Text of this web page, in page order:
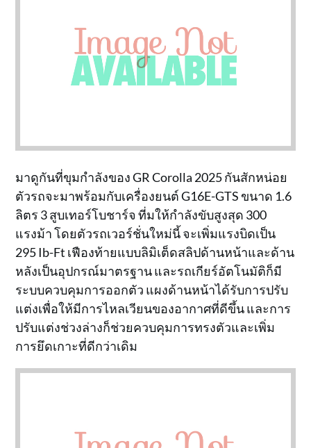
มาดูกันที่ขุมกำลังของ GR Corolla 2025 กันสักหน่อย
ตัวรถจะมาพร้อมกับเครื่องยนต์ G16E-GTS ขนาด 1.6
ลิตร 3 สูบเทอร์โบชาร์จ ที่มให้กำลังขับสูงสุด 300
แรงม้า โดยตัวรถเวอร์ชั่นใหม่นี้ จะเพิ่มแรงบิดเป็น
295 Ib-Ft เฟืองท้ายแบบลิมิเต็ดสลิปด้านหน้าและด้าน
หลังเป็นอุปกรณ์มาตรฐาน และรถเกียร์อัตโนมัติก็มี
ระบบควบคุมการออกตัว แผงด้านหน้าได้รับการปรับ
แต่งเพื่อให้มีการไหลเวียนของอากาศที่ดีขึ้น และการ
ปรับแต่งช่วงล่างก็ช่วยควบคุมการทรงตัวและเพิ่ม
การยึดเกาะที่ดีกว่าเดิม